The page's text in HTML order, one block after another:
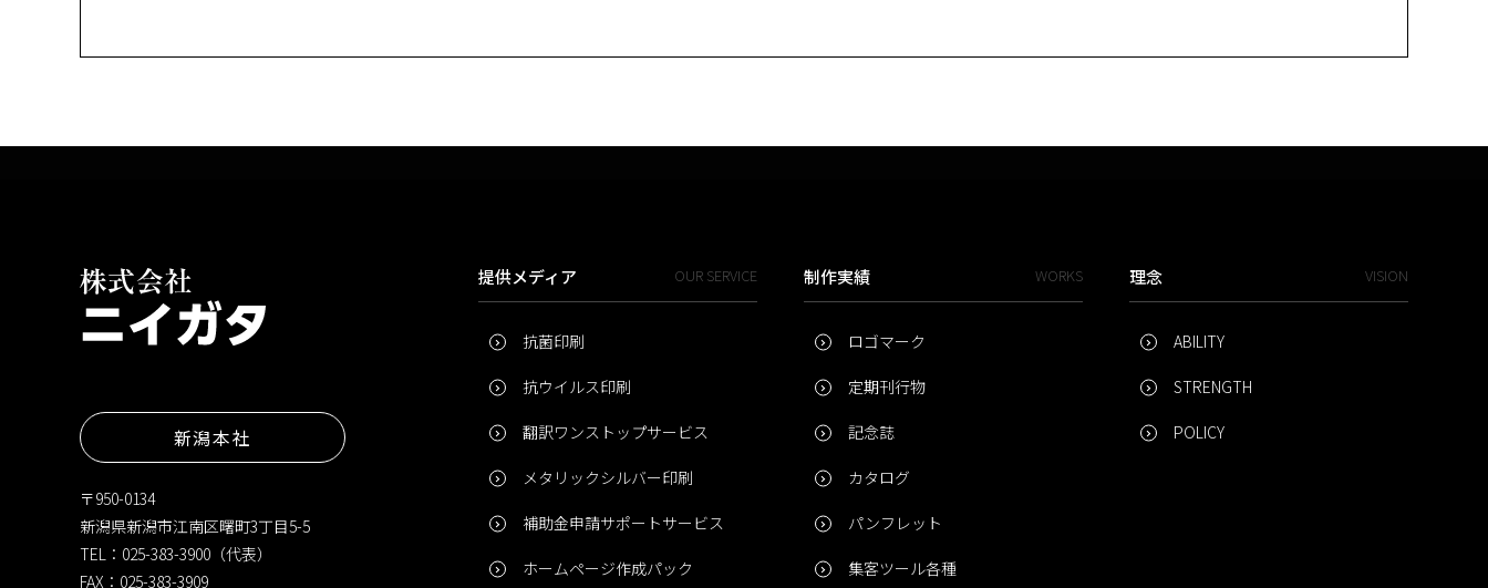
新潟本社
〒950-0134
新潟県新潟市江南区曙町3丁目5-5
TEL：025-383-3900（代表）
FAX：025-383-3909
提供メディア OUR SERVICE
抗菌印刷
抗ウイルス印刷
翻訳ワンストップサービス
メタリックシルバー印刷
補助金申請サポートサービス
ホームページ作成パック
制作実績 WORKS
ロゴマーク
定期刊行物
記念誌
カタログ
パンフレット
集客ツール各種
理念 VISION
ABILITY
STRENGTH
POLICY